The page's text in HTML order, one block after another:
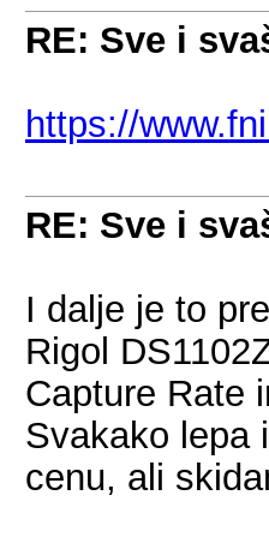
RE: Sve i
https://
RE: Sve i
I dalje je to
Rigol
Capture Rate
Svakako lepa
cenu, ali